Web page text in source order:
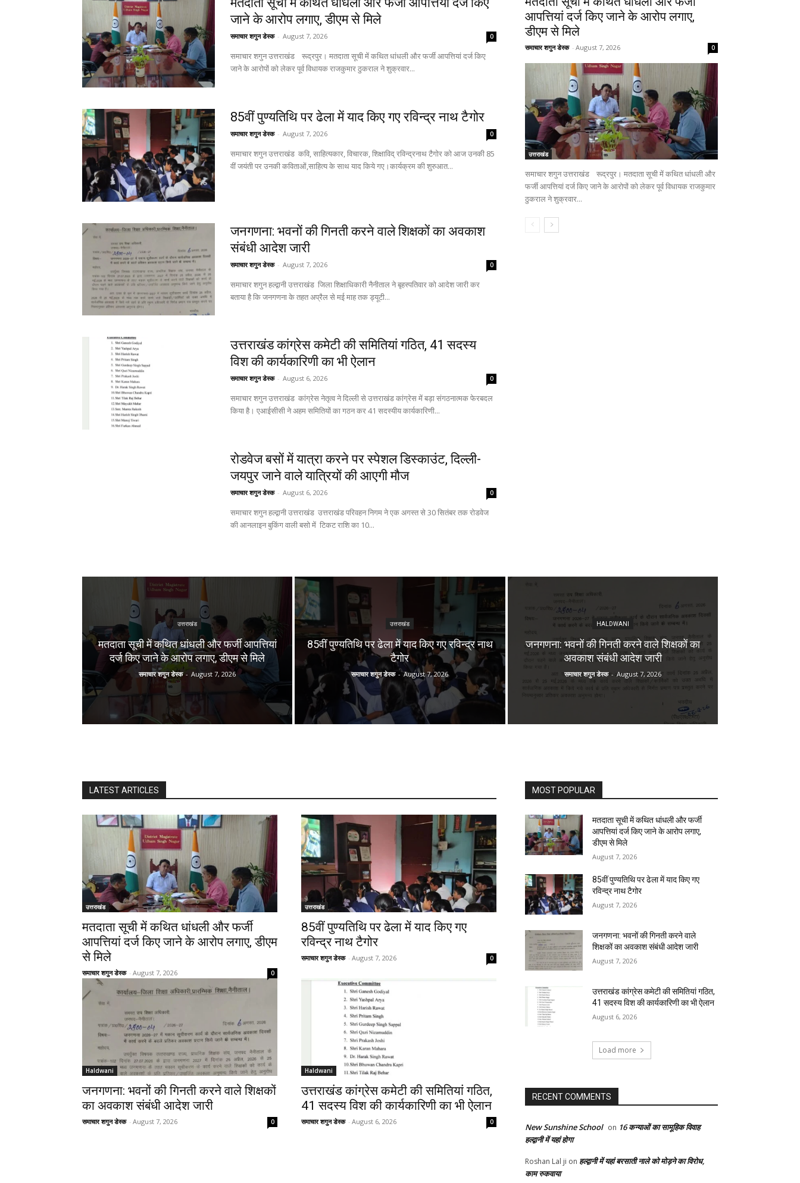
जाने के आरोप लगाए, डीएम से मिले
समाचार शगुन डेस्क - August 7, 2026 0
समाचार शगुन उत्तराखंड रूद्रपुर। मतदाता सूची में कथित धांधली और फर्जी आपत्तियां दर्ज किए
जाने के आरोपों को लेकर पूर्व विधायक राजकुमार ठुकराल ने शुक्रवार...
85वीं पुण्यतिथि पर ढेला में याद किए गए रविन्द्र नाथ टैगोर
समाचार शगुन डेस्क - August 7, 2026 0
समाचार शगुन उत्तराखंड कवि, साहित्यकार, विचारक, शिक्षाविद् रविन्द्रनाथ टैगोर को आज उनकी 85
वीं जयंती पर उनकी कविताओं,साहित्य के साथ याद किये गए।कार्यक्रम की शुरुआत...
जनगणना: भवनों की गिनती करने वाले शिक्षकों का अवकाश
संबंधी आदेश जारी
समाचार शगुन डेस्क - August 7, 2026 0
समाचार शगुन हल्द्वानी उत्तराखंड जिला शिक्षाधिकारी नैनीताल ने बृहस्पतिवार को आदेश जारी कर
बताया है कि जनगणना के तहत अप्रैल से मई माह तक ड्यूटी...
उत्तराखंड कांग्रेस कमेटी की समितियां गठित, 41 सदस्य
विश की कार्यकारिणी का भी ऐलान
समाचार शगुन डेस्क - August 6, 2026 0
समाचार शगुन उत्तराखंड कांग्रेस नेतृत्व ने दिल्ली से उत्तराखंड कांग्रेस में बड़ा संगठनात्मक फेरबदल
किया है। एआईसीसी ने अहम समितियों का गठन कर 41 सदस्यीय कार्यकारिणी...
रोडवेज बसों में यात्रा करने पर स्पेशल डिस्काउंट, दिल्ली-
जयपुर जाने वाले यात्रियों की आएगी मौज
समाचार शगुन डेस्क - August 6, 2026 0
समाचार शगुन हल्द्वानी उत्तराखंड उत्तराखंड परिवहन निगम ने एक अगस्त से 30 सितंबर तक रोडवेज
की आनलाइन बुकिंग वाली बसो में टिकट राशि का 10...
आपत्तियां दर्ज किए जाने के आरोप लगाए,
डीएम से मिले
समाचार शगुन डेस्क - August 7, 2026 0
उत्तराखंड
समाचार शगुन उत्तराखंड रूद्रपुर। मतदाता सूची में कथित धांधली और
फर्जी आपत्तियां दर्ज किए जाने के आरोपों को लेकर पूर्व विधायक राजकुमार
ठुकराल ने शुक्रवार...
उत्तराखंड
मतदाता सूची में कथित धांधली और फर्जी आपत्तियां
दर्ज किए जाने के आरोप लगाए, डीएम से मिले
समाचार शगुन डेस्क - August 7, 2026
उत्तराखंड
85वीं पुण्यतिथि पर ढेला में याद किए गए रविन्द्र नाथ
टैगोर
समाचार शगुन डेस्क - August 7, 2026
HALDWANI
जनगणना: भवनों की गिनती करने वाले शिक्षकों का
अवकाश संबंधी आदेश जारी
समाचार शगुन डेस्क - August 7, 2026
LATEST ARTICLES
उत्तराखंड
मतदाता सूची में कथित धांधली और फर्जी
आपत्तियां दर्ज किए जाने के आरोप लगाए, डीएम
से मिले
समाचार शगुन डेस्क - August 7, 2026 0
उत्तराखंड
85वीं पुण्यतिथि पर ढेला में याद किए गए
रविन्द्र नाथ टैगोर
समाचार शगुन डेस्क - August 7, 2026 0
Haldwani
जनगणना: भवनों की गिनती करने वाले शिक्षकों
का अवकाश संबंधी आदेश जारी
समाचार शगुन डेस्क - August 7, 2026 0
Haldwani
उत्तराखंड कांग्रेस कमेटी की समितियां गठित,
41 सदस्य विश की कार्यकारिणी का भी ऐलान
समाचार शगुन डेस्क - August 6, 2026 0
MOST POPULAR
मतदाता सूची में कथित धांधली और फर्जी
आपत्तियां दर्ज किए जाने के आरोप लगाए,
डीएम से मिले
August 7, 2026
85वीं पुण्यतिथि पर ढेला में याद किए गए
रविन्द्र नाथ टैगोर
August 7, 2026
जनगणना: भवनों की गिनती करने वाले
शिक्षकों का अवकाश संबंधी आदेश जारी
August 7, 2026
उत्तराखंड कांग्रेस कमेटी की समितियां गठित,
41 सदस्य विश की कार्यकारिणी का भी ऐलान
August 6, 2026
Load more
RECENT COMMENTS
New Sunshine School on 16 कन्याओं का सामूहिक विवाह
हल्द्वानी में यहां होगा
Roshan Lal ji on हल्द्वानी में यहां बरसाती नाले को मोड़ने का विरोध,
काम रुकवाया